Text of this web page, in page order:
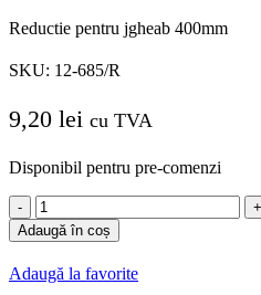
Reductie pentru jgheab 400mm
SKU: 12-685/R
9,20 lei cu TVA
Disponibil pentru pre-comenzi
Cantitate
Reductie
pentru
jgheab
400mm
Adaugă în coș
Adaugă la favorite